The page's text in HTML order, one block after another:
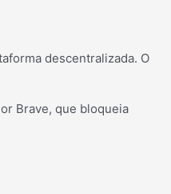
descentralizada. O
Brave, que bloqueia